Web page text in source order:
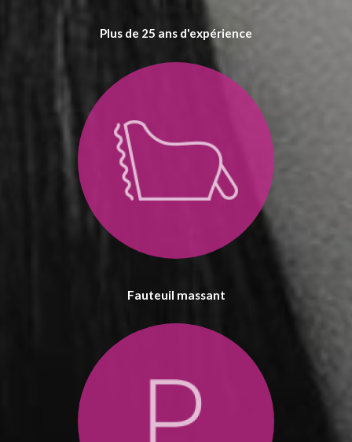
Plus de 25 ans d'expérience
Fauteuil massant